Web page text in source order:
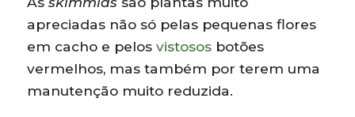
apreciadas não só pelas pequenas flores
em cacho e pelosvistosos botões
vermelhos, mas também por terem uma
manutenção muito reduzida.